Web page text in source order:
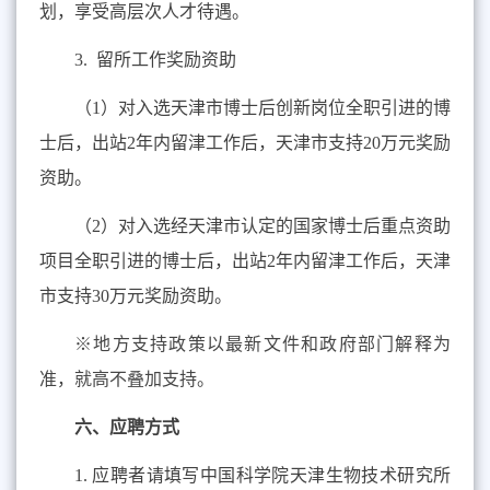
划，享受高层次人才待遇。
3. 留所工作奖励资助
（1 ）对入选天津市博士后创新岗位全职引进的博
士后，出站2年内留津工作后，天津市支持20万元奖励
资助。
（2）对入选经天津市认定的国家博士后重点资助
项目全职引进的博士后，出站2年内留津工作后，天津
市支持30万元奖励资助。
※地方支持政策以最新文件和政府部门解释为
准，就高不叠加支持。
六、应聘方式
1. 应聘者请填写中国科学院天津生物技术研究所